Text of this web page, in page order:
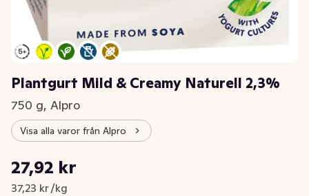
Plantgurt Mild & Creamy Naturell 2,3%
750 g, Alpro
Visa alla varor från Alpro
Nuvarande pris är: 27,92 kr
27,92 kr
37,23 kr /kg
Styckpris: 37,23 kr /kg